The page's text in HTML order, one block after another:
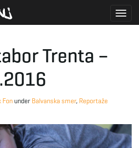
Trenta –
Fon under Balvanska smer, Reportaže